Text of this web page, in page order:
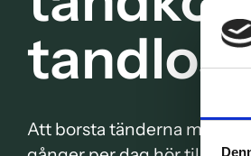
Att borsta tänderna med